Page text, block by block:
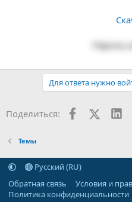
Для ответа нужно
Поделиться: Facebook
X
Темы
Русский (RU)
Обратная связь
Условия и
Политика конфиденциальности